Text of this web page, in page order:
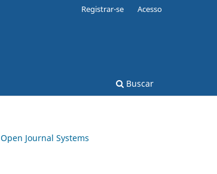
Buscar
Registrar-se Acesso
Open Journal Systems